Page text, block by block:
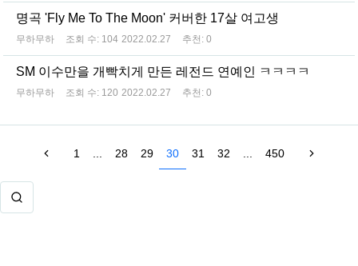
명곡 'Fly Me To The Moon' 커버한 17살 여고생
무하무하 조회 수: 104 2022.02.27 추천: 0
SM 이수만을 개빡치게 만든 레전드 연예인 ㅋㅋㅋㅋ
무하무하 조회 수: 120 2022.02.27 추천: 0
1 28 29 30 31 32 450